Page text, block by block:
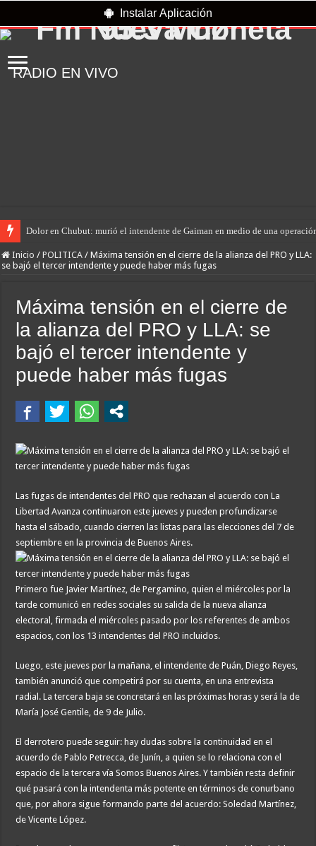
Instalar Aplicación
RADIO EN VIVO
Dolor en Chubut: murió el intendente de Gaiman en medio de una
Inicio / POLITICA / Máxima tensión en el cierre de la alianza del PRO y LLA:
se bajó el tercer intendente y puede haber más fugas
Máxima tensión en el cierre de
la alianza del PRO y LLA: se
bajó el tercer intendente y
puede haber más fugas
Las fugas de intendentes del PRO que rechazan el acuerdo con La
Libertad Avanza continuaron este jueves y pueden profundizarse
hasta el sábado, cuando cierren las listas para las elecciones del 7 de
septiembre en la provincia de Buenos Aires.
Primero fue Javier Martínez, de Pergamino, quien el miércoles por la
tarde comunicó en redes sociales su salida de la nueva alianza
electoral, firmada el miércoles pasado por los referentes de ambos
espacios, con los 13 intendentes del PRO incluidos.
Luego, este jueves por la mañana, el intendente de Puán, Diego Reyes,
también anunció que competirá por su cuenta, en una entrevista
radial. La tercera baja se concretará en las próximas horas y será la de
María José Gentile, de 9 de Julio.
El derrotero puede seguir: hay dudas sobre la continuidad en el
acuerdo de Pablo Petrecca, de Junín, a quien se lo relaciona con el
espacio de la tercera vía Somos Buenos Aires. Y también resta definir
qué pasará con la intendenta más potente en términos de conurbano
que, por ahora sigue formando parte del acuerdo: Soledad Martínez,
de Vicente López.